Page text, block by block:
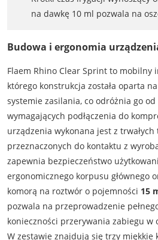
na dawkę 10 ml pozwala na
Budowa i ergonomia
Flaem Rhino Clear Sprint to mobilny
którego konstrukcja została oparta
systemie zasilania, co odróżnia go
wymagających podłączenia do
urządzenia wykonana jest z
przeznaczonych do kontaktu z
zapewnia bezpieczeństwo
ergonomicznego korpusu głównego
komorą na roztwór o pojemności 15
pozwala na przeprowadzenie
konieczności przerywania zabiegu w
W zestawie znajdują się trzy miękkie